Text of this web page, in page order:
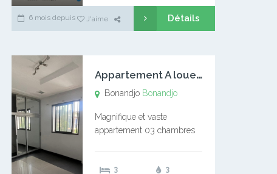
6 mois depuis J'aime Détails
A
ppartement A louer Bonandjo
Bonandjo Bonandjo
Magnifique et vaste
appartement 03 chambres
douches 01 vaste salon 01
3
3